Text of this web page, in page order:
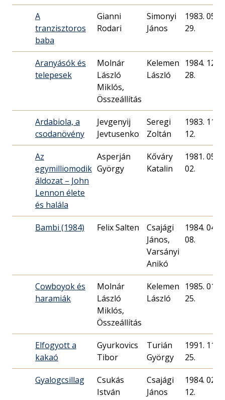
A
tranzisztoros
baba
Gianni
Rodari
Simonyi
János
1983. 05.
29.
Aranyásók és
telepesek
Molnár
László
Miklós,
Összeállítás
Kelemen
László
1984. 12.
28.
Ardabiola, a
csodanövény
Jevgenyij
Jevtusenko
Seregi
Zoltán
1983. 11.
12.
Az
egymilliomodik
áldozat – John
Lennon élete
és halála
Asperján
György
Kőváry
Katalin
1981. 05.
02.
Bambi (1984) Felix Salten
Csajági
János,
Varsányi
Anikó
1984. 04.
08.
Cowboyok és
haramiák
Molnár
László
Miklós,
Összeállítás
Kelemen
László
1985. 01.
25.
Elfogyott a
kakaó
Gyurkovics
Tibor
Turián
György
1991. 11.
25.
Gyalogcsillag
Csukás
István
Csajági
János
1984. 02.
12.